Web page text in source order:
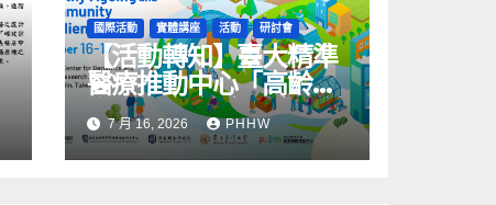
國際活動 實體講座 活動 研討會
【活動轉知】臺大精準
醫療推動中心「高齡國
際研討會-健康長壽＆社
區韌性」
7 月 16, 2026 PHHW